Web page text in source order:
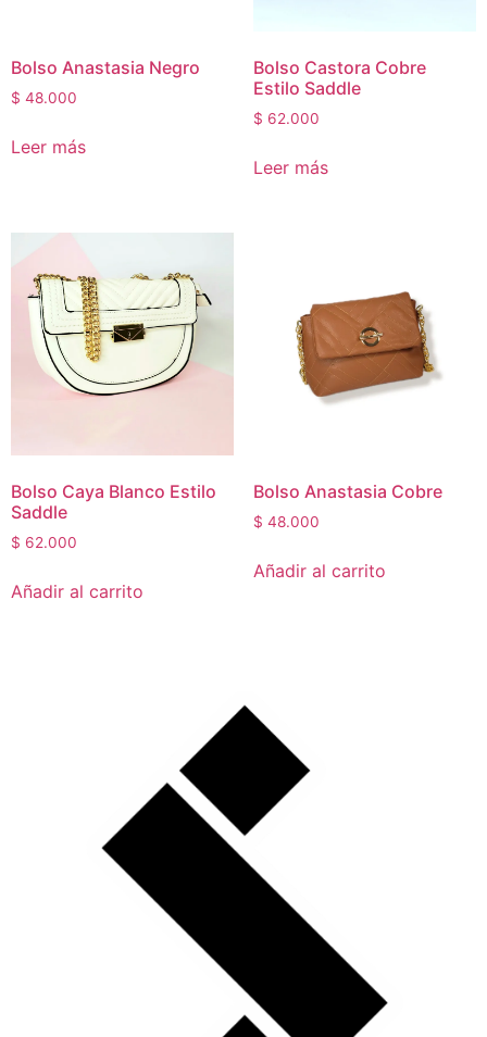
Bolso Anastasia Negro
$ 48.000
Leer más
Bolso Castora Cobre
Estilo Saddle
$ 62.000
Leer más
Bolso Caya Blanco Estilo
Saddle
$ 62.000
Añadir al carrito
Bolso Anastasia Cobre
$ 48.000
Añadir al carrito